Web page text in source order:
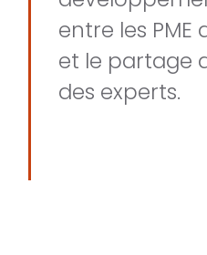
entre les
et le partage
des experts.